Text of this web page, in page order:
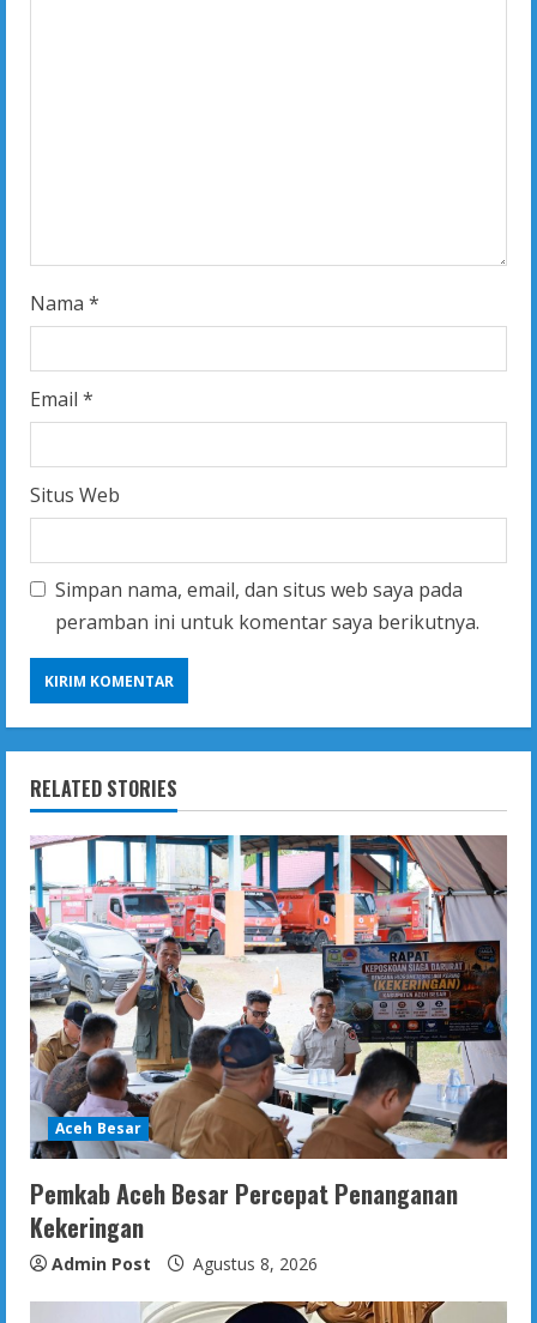
g
Nama *
Email *
Situs Web
Simpan nama, email, dan situs web saya pada
peramban ini untuk komentar saya berikutnya.
RELATED STORIES
Aceh Besar
Pemkab Aceh Besar Percepat Penanganan
Kekeringan
Admin Post Agustus 8, 2026